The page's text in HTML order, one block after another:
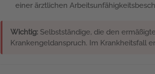
einer ärztlichen
Wichtig: Selbstständige, die den
Krankengeldanspruch. Im Krankheitsfall